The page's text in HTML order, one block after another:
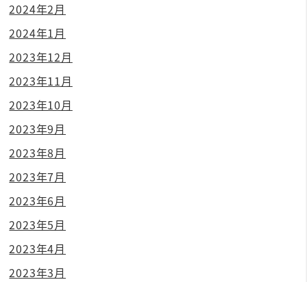
2024年2月
2024年1月
2023年12月
2023年11月
2023年10月
2023年9月
2023年8月
2023年7月
2023年6月
2023年5月
2023年4月
2023年3月